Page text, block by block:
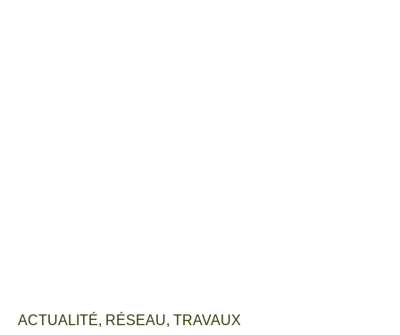
ACTUALITÉ, RÉSEAU, TRAVAUX